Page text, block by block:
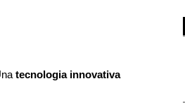
tecnologia innovativa
a Bruxelles apre Kanal -